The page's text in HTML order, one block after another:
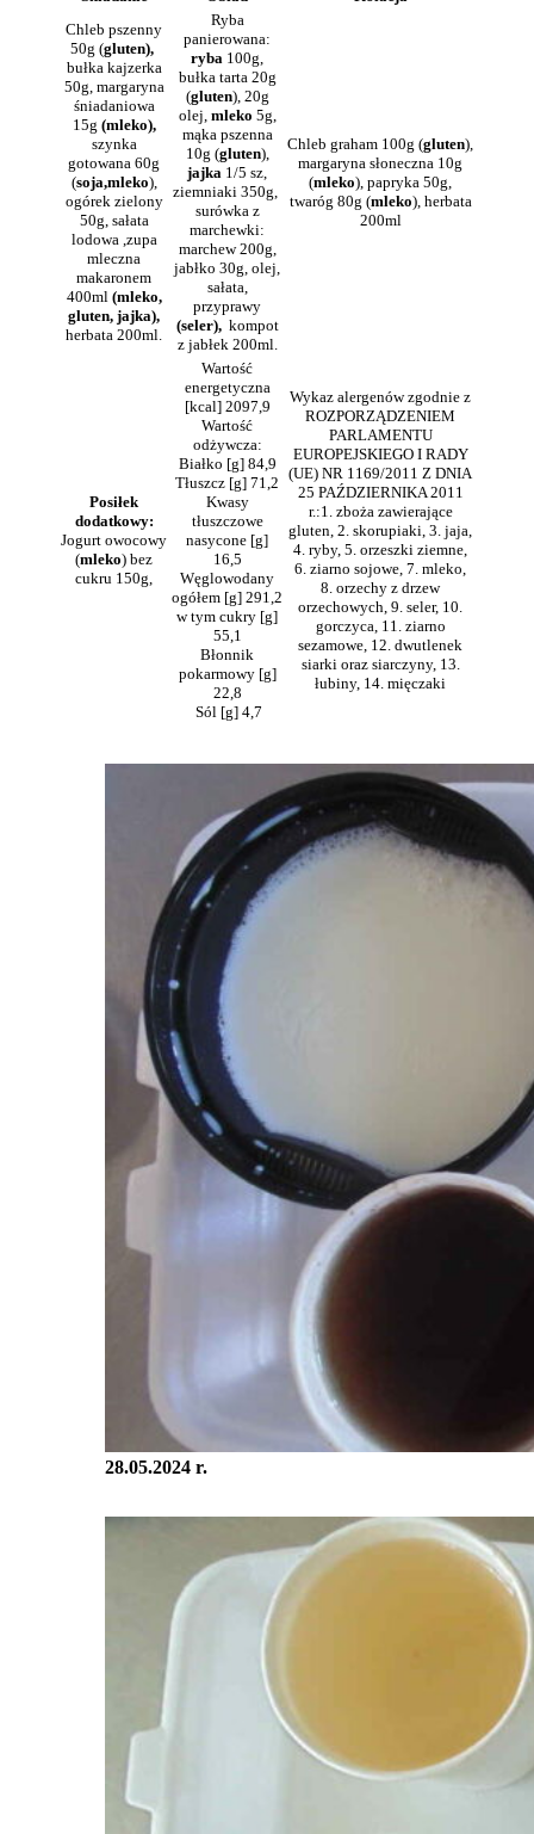
Chleb pszenny
50g (gluten),
bułka kajzerka
50g, margaryna
śniadaniowa
15g (mleko),
szynka
gotowana 60g
(soja,mleko),
ogórek zielony
50g, sałata
lodowa ,zupa
mleczna
makaronem
400ml (mleko,
gluten, jajka),
herbata 200ml.
Ryba
panierowana:
ryba 100g,
bułka tarta 20g
(gluten), 20g
olej, mleko 5g,
mąka pszenna
10g (gluten),
jajka 1/5 sz,
ziemniaki 350g,
surówka z
marchewki:
marchew 200g,
jabłko 30g, olej,
sałata,
przyprawy
(seler), kompot
z jabłek 200ml.
Chleb graham 100g (gluten),
margaryna słoneczna 10g
(mleko), papryka 50g,
twaróg 80g (mleko), herbata
200ml
Posiłek
dodatkowy:
Jogurt owocowy
(mleko) bez
cukru 150g,
Wartość
energetyczna
[kcal] 2097,9
Wartość
odżywcza:
Białko [g] 84,9
Tłuszcz [g] 71,2
Kwasy
tłuszczowe
nasycone [g]
16,5
Węglowodany
ogółem [g] 291,2
w tym cukry [g]
55,1
Błonnik
pokarmowy [g]
22,8
Sól [g] 4,7
Wykaz alergenów zgodnie z
ROZPORZĄDZENIEM
PARLAMENTU
EUROPEJSKIEGO I RADY
(UE) NR 1169/2011 Z DNIA
25 PAŹDZIERNIKA 2011
r.:1. zboża zawierające
gluten, 2. skorupiaki, 3. jaja,
4. ryby, 5. orzeszki ziemne,
6. ziarno sojowe, 7. mleko,
8. orzechy z drzew
orzechowych, 9. seler, 10.
gorczyca, 11. ziarno
sezamowe, 12. dwutlenek
siarki oraz siarczyny, 13.
łubiny, 14. mięczaki
28.05.2024 r.